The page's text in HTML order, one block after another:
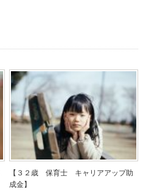
【３２歳 保育士 キャリアアップ助
成金】